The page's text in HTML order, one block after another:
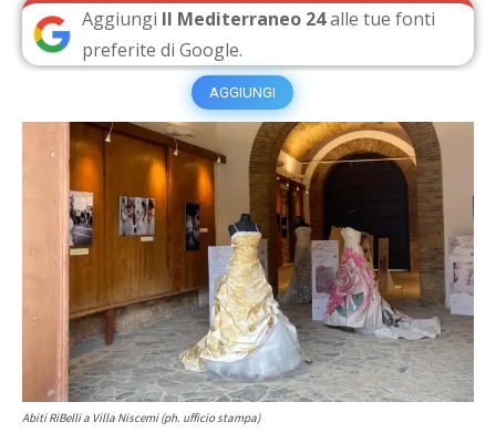
Aggiungi Il Mediterraneo 24alle tue fonti
preferite di Google.
AGGIUNGI
Abiti RiBelli a Villa Niscemi (ph. ufficio stampa)